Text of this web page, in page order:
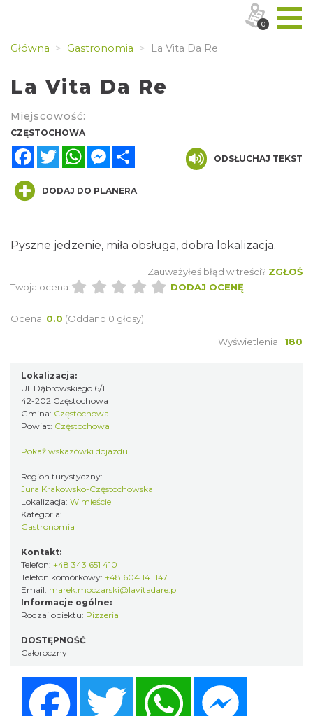
Główna Gastronomia La Vita Da Re
La Vita Da Re
Miejscowość:
CZĘSTOCHOWA
FacebookTwitterWhatsAppMessenger
ODSŁUCHAJ TEKST
DODAJ DO PLANERA
Pyszne jedzenie, miła obsługa, dobra lokalizacja.
Zauważyłeś błąd w treści? ZGŁOŚ
Twoja ocena:
DODAJ OCENĘ
Ocena: 0.0 (Oddano 0 głosy)
Wyświetlenia: 180
Lokalizacja:
Ul. Dąbrowskiego 6/1
42-202 Częstochowa
Gmina: Częstochowa
Powiat: Częstochowa
Pokaż wskazówki dojazdu
Region turystyczny:
Jura Krakowsko-Częstochowska
Lokalizacja: W mieście
Kategoria:
Gastronomia
Kontakt:
Telefon: +48 343 651 410
Telefon komórkowy: +48 604 141 147
Email: marek.moczarski@lavitadare.pl
Informacje ogólne:
Rodzaj obiektu: Pizzeria
DOSTĘPNOŚĆ
Całoroczny
Twitter WhatsApp
0